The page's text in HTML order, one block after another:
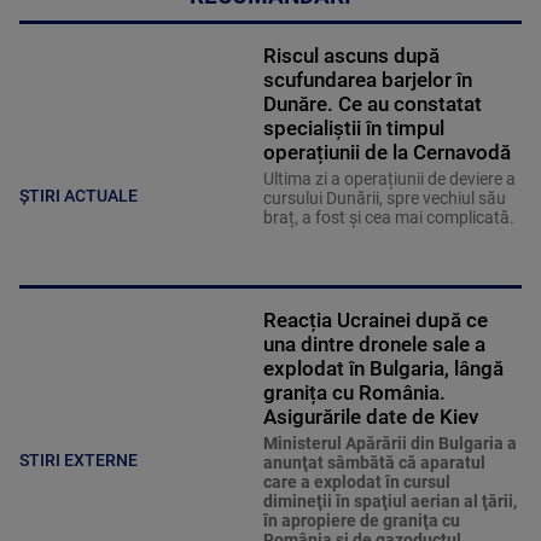
ȘTIRI ACTUALE
Riscul ascuns după
scufundarea barjelor în
Dunăre. Ce au constatat
specialiștii în timpul
operațiunii de la Cernavodă
Ultima zi a operațiunii de deviere a
cursului Dunării, spre vechiul său
braț, a fost și cea mai complicată.
STIRI EXTERNE
Reacția Ucrainei după ce
una dintre dronele sale a
explodat în Bulgaria, lângă
granița cu România.
Asigurările date de Kiev
Ministerul Apărării din Bulgaria a
anunţat sâmbătă că aparatul
care a explodat în cursul
dimineţii în spaţiul aerian al ţării,
în apropiere de graniţa cu